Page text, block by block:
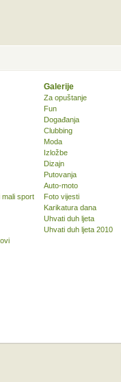
mali sport
Galerije
Za opuštanje
Fun
Događanja
Clubbing
Moda
Izložbe
Dizajn
Putovanja
Auto-moto
Foto vijesti
Karikatura dana
Uhvati duh ljeta
Uhvati duh ljeta 2010